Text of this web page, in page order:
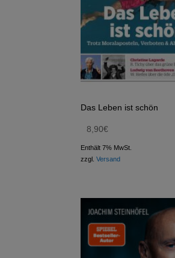
Das Leben ist schön
8,90€
Enthält 7% MwSt.
zzgl.Versand